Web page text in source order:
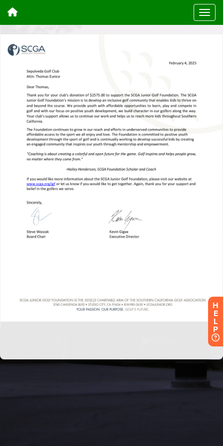
H
E
L
P